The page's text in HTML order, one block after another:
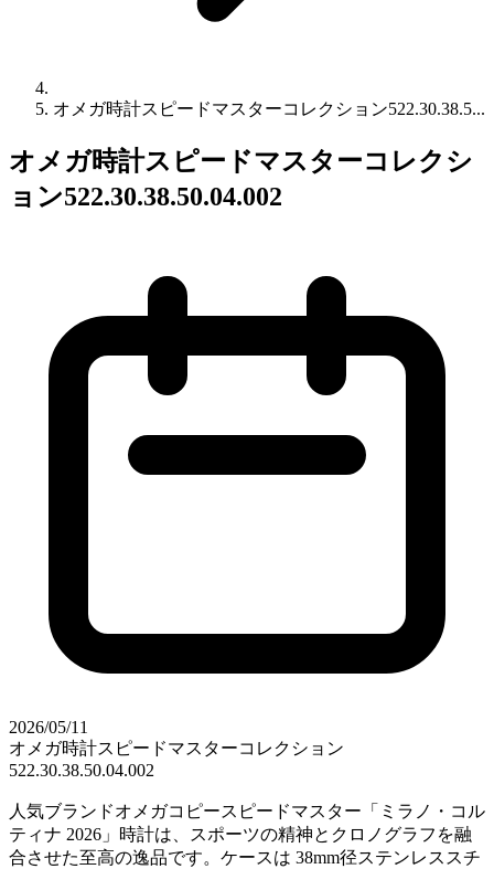
オメガ時計スピードマスターコレクション522.30.38.5...
オメガ時計スピードマスターコレクシ
ョン522.30.38.50.04.002
2026/05/11
オメガ時計スピードマスターコレクション
522.30.38.50.04.002
人気ブランドオメガコピースピードマスター「ミラノ・コル
ティナ 2026」時計は、スポーツの精神とクロノグラフを融
合させた至高の逸品です。ケースは 38mm径ステンレススチ